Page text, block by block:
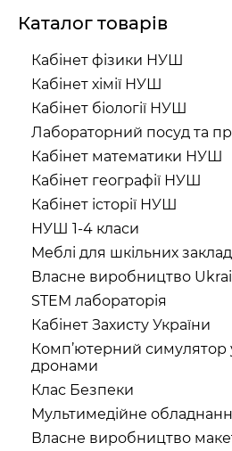
Каталог товарів
Кабінет фізики НУШ
Кабінет хімії НУШ
Кабінет біології НУШ
Лабораторний посуд та
Кабінет математики НУШ
Кабінет географії НУШ
Кабінет історії НУШ
НУШ 1-4 класи
Меблі для шкільних
Власне виробництво
STEM лабораторія
Кабінет Захисту України
Комп’ютерний симулятор
дронами
Клас Безпеки
Мультимедійне
Власне виробництво